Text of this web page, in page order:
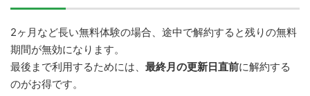
2ヶ月など長い無料体験の場合、途中で解約すると残りの無料
期間が無効になります。
最後まで利用するためには、 最終月の更新日直前に解約する
のがお得です。